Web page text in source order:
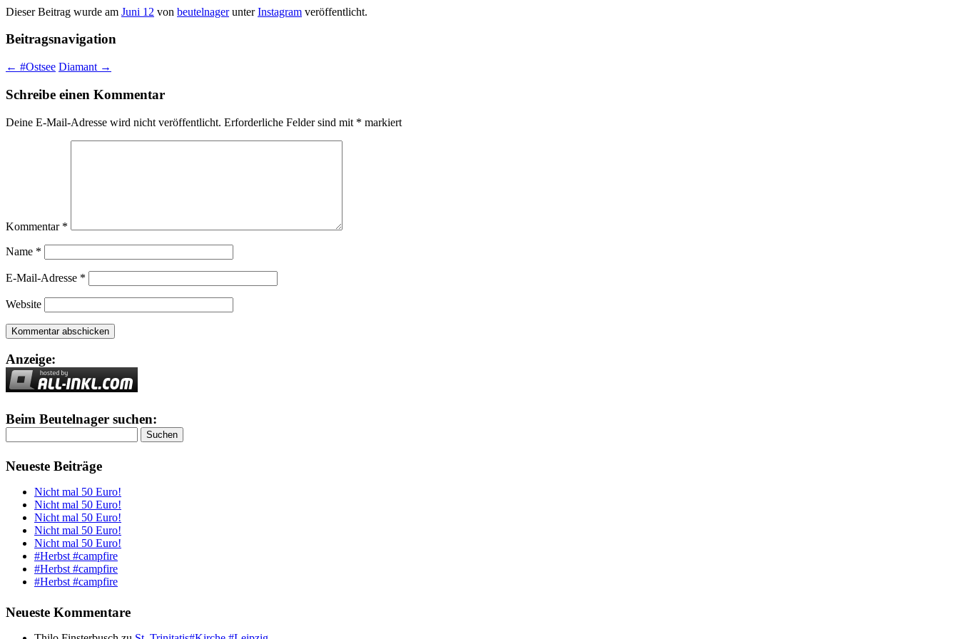
Dieser Beitrag wurde am Juni 12 von beutelnagerunterInstagram veröffentlicht.
Beitragsnavigation
← #Ostsee Diamant →
Schreibe einen Kommentar
Deine E-Mail-Adresse wird nicht veröffentlicht. Erforderliche Felder sind mit * markiert
Kommentar *
Name *
E-Mail-Adresse *
Website
Anzeige:
Beim Beutelnager suchen:
nach:
Neueste Beiträge
Nicht mal 50 Euro!
Nicht mal 50 Euro!
Nicht mal 50 Euro!
Nicht mal 50 Euro!
Nicht mal 50 Euro!
#Herbst #campfire
#Herbst #campfire
#Herbst #campfire
Neueste Kommentare